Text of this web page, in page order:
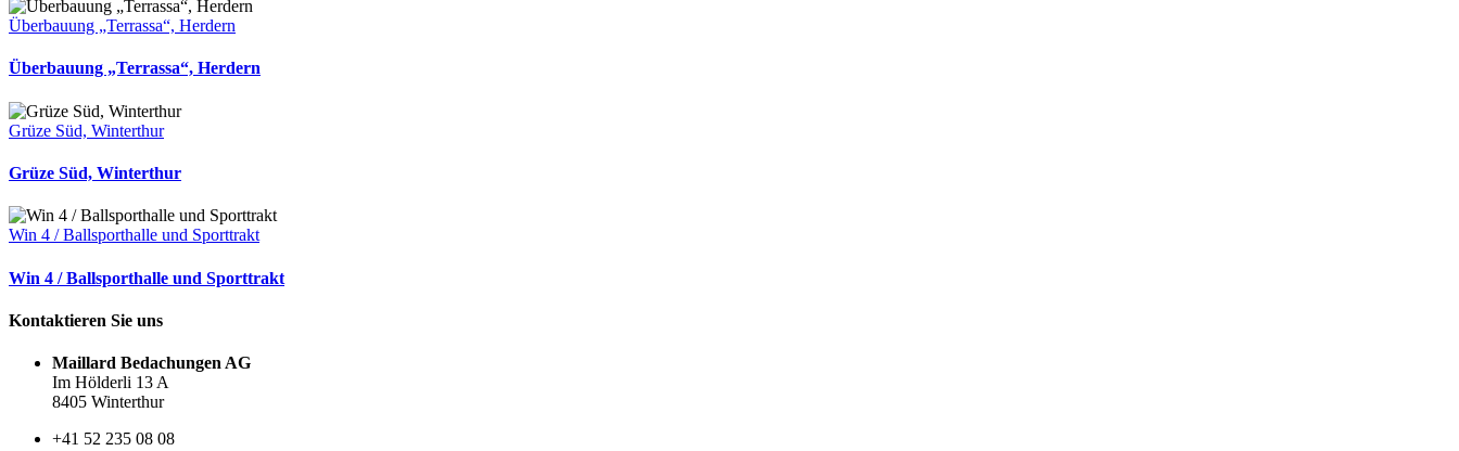
Überbauung „Terrassa“, Herdern
Überbauung „Terrassa“, Herdern
Grüze Süd, Winterthur
Grüze Süd, Winterthur
Win 4 / Ballsporthalle und Sporttrakt
Win 4 / Ballsporthalle und Sporttrakt
Kontaktieren Sie uns
Maillard Bedachungen AG
Im Hölderli 13 A
8405 Winterthur
+41 52 235 08 08